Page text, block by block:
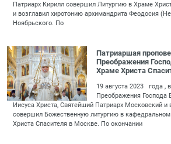
Патриарх Кирилл совершил Литургию в Храме
и возглавил хиротонию архимандрита Феодосия
Ноябрьского. По
Патриаршая
Преображения
Храме Христа
19 августа 2023 года ,
Преображения Господа
Иисуса Христа, Святейший Патриарх Московский и
совершил Божественную литургию в
Христа Спасителя в Москве. По окончании